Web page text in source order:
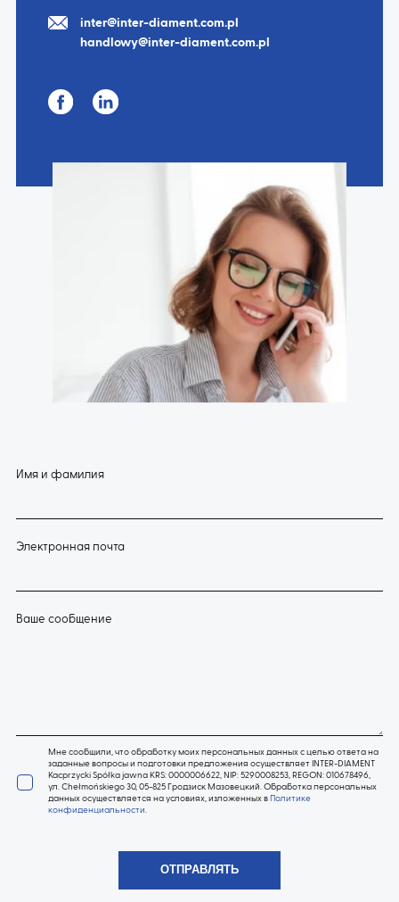
inter@inter-diament.com.pl
handlowy@inter-diament.com.pl
Имя и фамилия
Электронная почта
Ваше сообщение
Мне сообщили, что обработку моих персональных данных с целью ответа на
заданные вопросы и подготовки предложения осуществляет INTER-DIAMENT
Kacprzycki Spółka jawna KRS: 0000006622, NIP: 5290008253, REGON: 010678496,
ул. Chełmońskiego 30, 05-825 Гродзиск Мазовецкий. Обработка персональных
данных осуществляется на условиях, изложенных в Политике
конфиденциальности.